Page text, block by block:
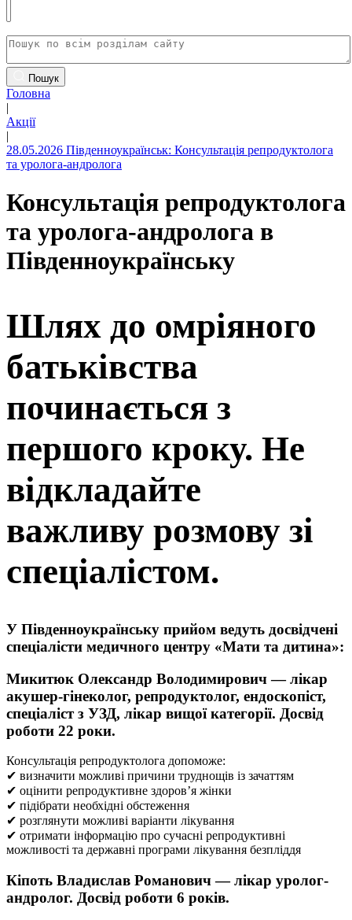
Пошук
Головна
|
Акції
|
28.05.2026 Південноукраїнськ: Консультація репродуктолога
та уролога-андролога
Консультація репродуктолога
та уролога-андролога в
Південноукраїнську
Шлях до омріяного
батьківства
починається з
першого кроку. Не
відкладайте
важливу розмову зі
спеціалістом.
У Південноукраїнську прийом ведуть досвідчені
спеціалісти медичного центру «Мати та дитина»:
Микитюк Олександр Володимирович — лікар
акушер-гінеколог, репродуктолог, ендоскопіст,
спеціаліст з УЗД, лікар вищої категорії. Досвід
роботи 22 роки.
Консультація репродуктолога допоможе:
✔ визначити можливі причини труднощів із зачаттям
✔ оцінити репродуктивне здоров’я жінки
✔ підібрати необхідні обстеження
✔ розглянути можливі варіанти лікування
✔ отримати інформацію про сучасні репродуктивні
можливості та державні програми лікування безпліддя
Кіпоть Владислав Романович — лікар уролог-
андролог. Досвід роботи 6 років.